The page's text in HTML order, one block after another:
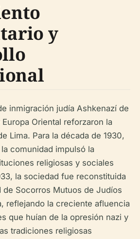
y
inmigración judía Ashkenazí de
Oriental reforzaron la
Lima. Para la década de 1930,
comunidad impulsó la
religiosas y sociales
la sociedad fue reconstituida
de Socorros Mutuos de Judíos
reflejando la creciente afluencia
que huían de la opresión nazi y
tradiciones religiosas